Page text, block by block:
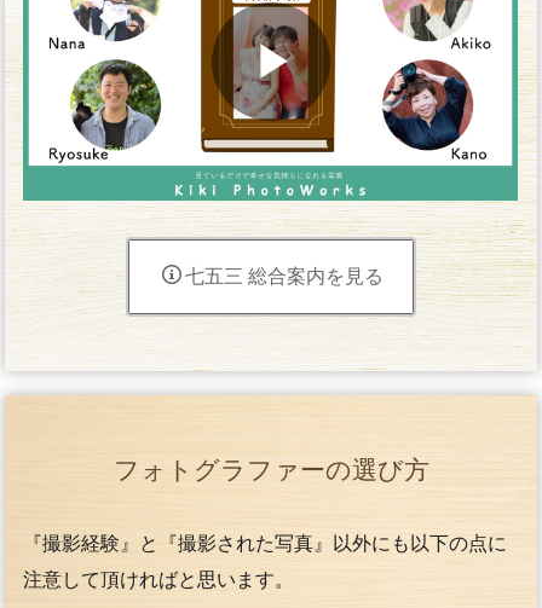
七五三 総合案内を見る
フォトグラファーの選び方
『撮影経験』と『撮影された写真』以外にも以下の点に
注意して頂ければと思います。